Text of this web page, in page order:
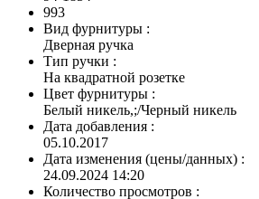
993
Вид фурнитуры :
Дверная ручка
Тип ручки :
На квадратной розетке
Цвет фурнитуры :
Белый никель,;/Черный никель
Дата добавления :
05.10.2017
Дата изменения (цены/данных) :
24.09.2024 14:20
Количество просмотров :